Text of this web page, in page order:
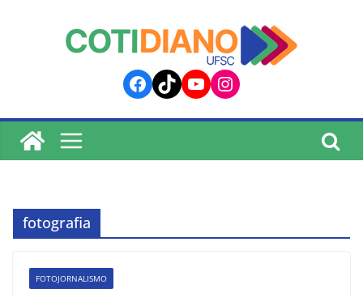
Facebook
TikTokYouTube
Instagram
fotografia
FOTOJORNALISMO